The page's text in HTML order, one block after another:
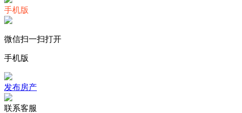
手机版
微信扫一扫打开
手机版
发布房产
联系客服